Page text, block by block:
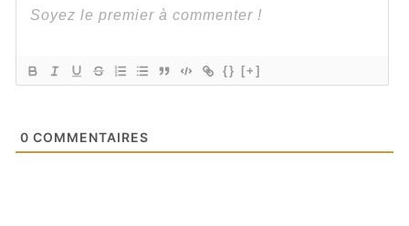
{} [+]
0 COMMENTAIRES